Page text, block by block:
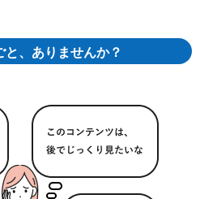
と、ありませんか？